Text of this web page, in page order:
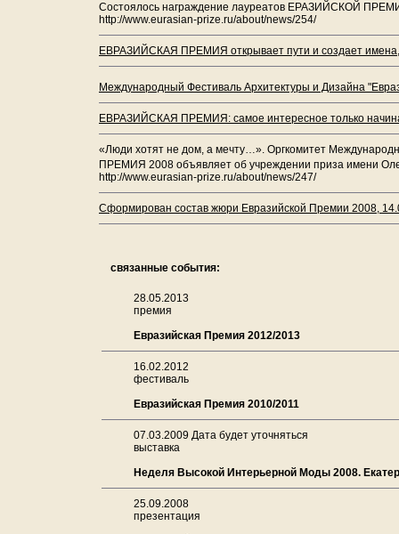
Состоялось награждение лауреатов ЕРАЗИЙСКОЙ
http://www.eurasian-prize.ru/about/news/254/
ЕВРАЗИЙСКАЯ ПРЕМИЯ открывает пути и создает
Международный Фестиваль Архитектуры и Дизайна
ЕВРАЗИЙСКАЯ ПРЕМИЯ: самое интересное только
«Люди хотят не дом, а мечту…». Оргкомитет
ПРЕМИЯ 2008 объявляет об учреждении приза имени
http://www.eurasian-prize.ru/about/news/247/
Сформирован состав жюри Евразийской Премии 2008,
связанные события:
28.05.2013
премия
Евразийская Премия 2012/2013
16.02.2012
фестиваль
Евразийская Премия 2010/2011
07.03.2009 Дата будет уточняться
выставка
Неделя Высокой Интерьерной Моды 2008.
25.09.2008
презентация